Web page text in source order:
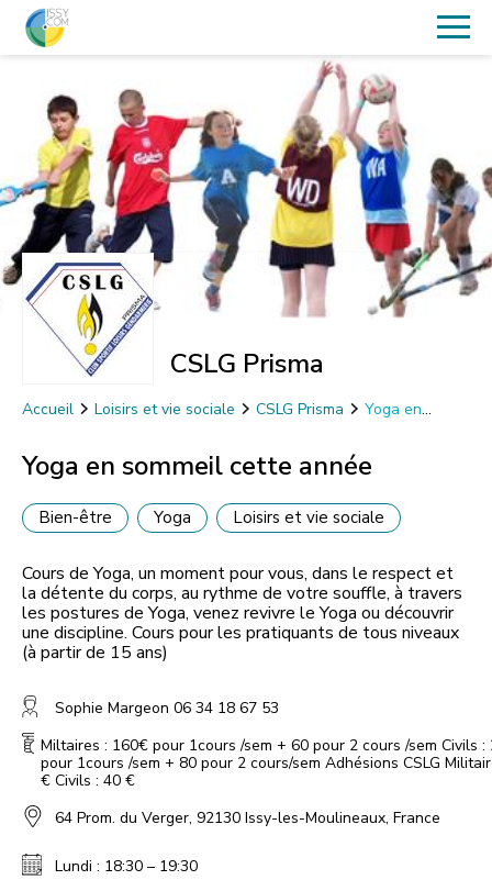
CSLG Prisma
Accueil Loisirs et vie sociale CSLG Prisma
Yoga en
Yoga en sommeil cette année
Bien-être Yoga Loisirs et vie sociale
Cours de Yoga, un moment pour vous, dans le respect et
la détente du corps, au rythme de votre souffle, à travers
les postures de Yoga, venez revivre le Yoga ou découvrir
une discipline. Cours pour les pratiquants de tous niveaux
(à partir de 15 ans)
Sophie Margeon 06 34 18 67 53
Miltaires : 160€ pour 1cours /sem + 60 pour 2 cours /sem Civils :
pour 1cours /sem + 80 pour 2 cours/sem Adhésions CSLG
€ Civils : 40 €
64 Prom. du Verger, 92130 Issy-les-Moulineaux, France
Lundi : 18:30 – 19:30